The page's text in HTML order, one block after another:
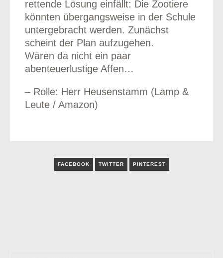
rettende Lösung einfällt: Die Zootiere
könnten übergangsweise in der Schule
untergebracht werden. Zunächst
scheint der Plan aufzugehen.
Wären da nicht ein paar
abenteuerlustige Affen…
– Rolle: Herr Heusenstamm (Lamp &
Leute / Amazon)
FACEBOOK TWITTER PINTEREST